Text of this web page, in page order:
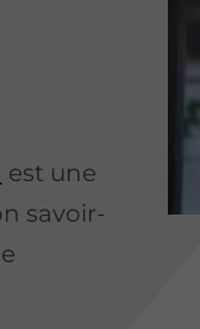
est une
savoir-